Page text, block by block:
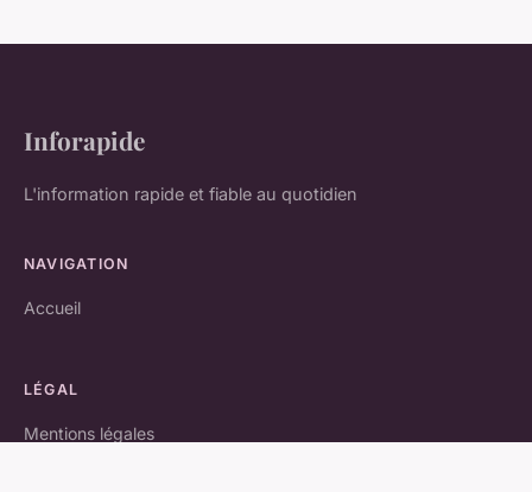
Inforapide
L'information rapide et fiable au quotidien
NAVIGATION
Accueil
LÉGAL
Mentions légales